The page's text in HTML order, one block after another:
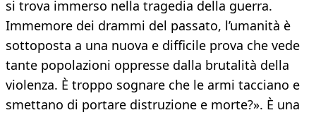
si trova immerso nella tragedia della guerra.
Immemore dei drammi del passato, l’umanità è
sottoposta a una nuova e difficile prova che vede
tante popolazioni oppresse dalla brutalità della
violenza. È troppo sognare che le armi tacciano e
smettano di portare distruzione e morte?». È una